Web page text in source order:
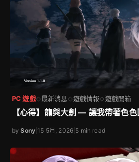
PC 遊戲◇最新消息 ◇遊戲情報◇遊戲開箱
【心得】龍與大劍 — 讓我帶著色
bySony |15 5月, 2026 5 min read